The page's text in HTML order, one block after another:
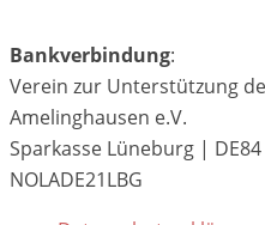
Bankverbindung:
Verein zur Unterstützung
Amelinghausen e.V.
Sparkasse Lüneburg |
NOLADE21LBG